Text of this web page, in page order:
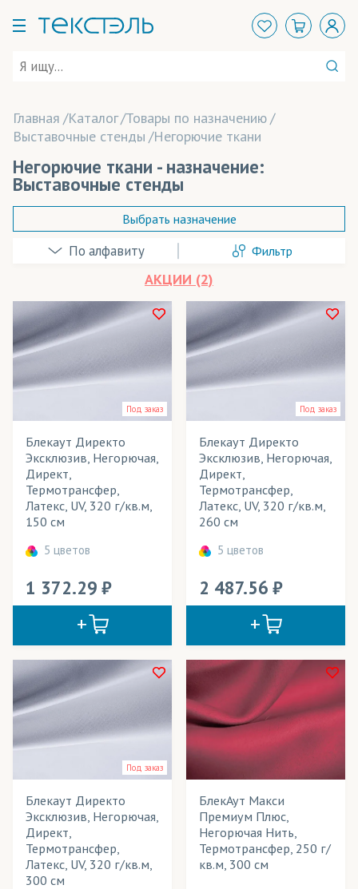
Главная Каталог Товары по назначению
Выставочные стенды Негорючие ткани
Негорючие ткани - назначение:
Выставочные стенды
Арт-объекты
Баннеры
Вечерние наряды
Выставочные стенды
Декорации
Жалюзи
Занавесы
Звукоизолирующие конструкции
Календари
Картины
Кашне
Лайтбоксы
Мебель
Мобильные конструкции
Надувные конструкции
Выбрать назначение
Фильтр
АКЦИИ (2)
В наличии
Да
Весь товар
Розничная цена
Ширина рулона
Плотность
Технология печати
Применение в изделиях
Тип товара
Cостав ткани
Цвет
Под заказ
Блекаут Директо
Эксклюзив, Негорючая,
Директ,
Термотрансфер,
Латекс, UV, 320 г/кв.м,
150 см
5 цветов
1 372.29
Под заказ
Блекаут Директо
Эксклюзив, Негорючая,
Директ,
Термотрансфер,
Латекс, UV, 320 г/кв.м,
260 см
5 цветов
2 487.56
Под заказ
Блекаут Директо
Эксклюзив, Негорючая,
Директ,
Термотрансфер,
Латекс, UV, 320 г/кв.м,
300 см
БлекАут Макси
Премиум Плюс,
Негорючая Нить,
Термотрансфер, 250 г/
кв.м, 300 см